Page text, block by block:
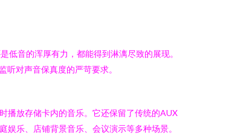
音的浑厚有力，都能得到淋漓尽致的展现。
对声音保真度的严苛要求。
播放存储卡内的音乐。它还保留了传统的AUX
乐、店铺背景音乐、会议演示等多种场景。